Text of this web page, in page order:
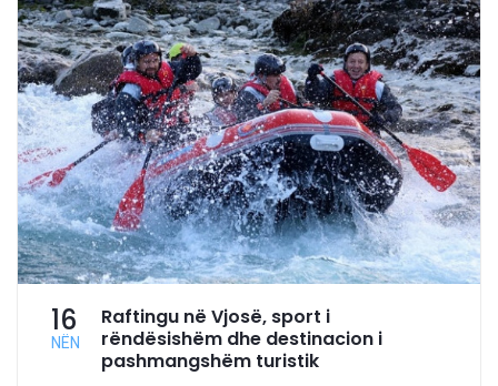
16
NËN
Raftingu në Vjosë, sport i
rëndësishëm dhe destinacion i
pashmangshëm turistik